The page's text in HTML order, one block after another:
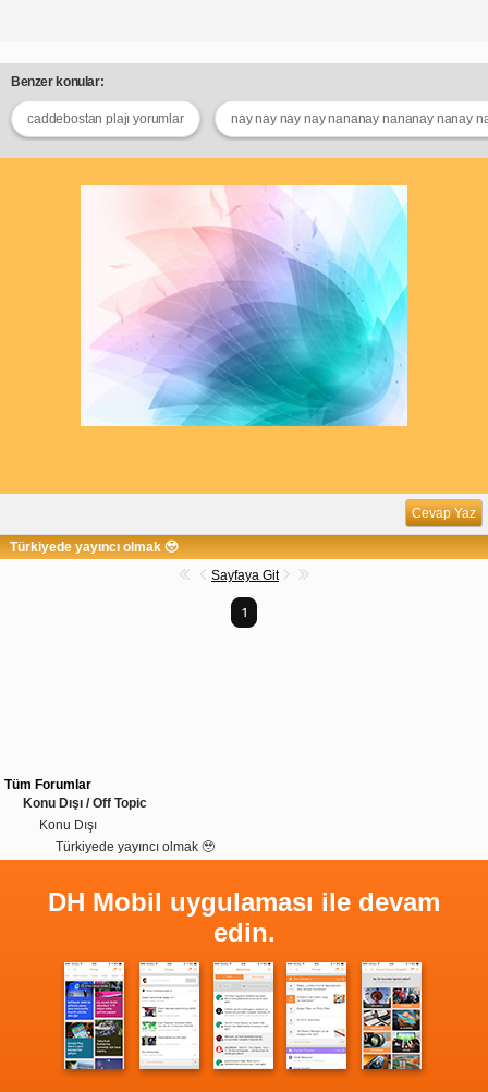
Benzer konular:
caddebostan plajı yorumlar nay nay nay nay nananay nananay nanay
Cevap Yaz
Türkiyede yayıncı olmak 🥹
Sayfaya Git
1
Tüm Forumlar
Konu Dışı / Off Topic
Konu Dışı
Türkiyede yayıncı olmak 🥹
DH Mobil uygulaması ile devam
edin.